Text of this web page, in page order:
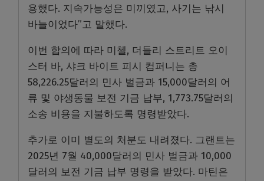
용했다. 지속가능성은 미끼였고, 사기는 낚시
바늘이었다”고 말했다.
이번 합의에 따라 미첼, 더들리 스트리트 오이
스터 바, 샤크 바이트 피시 컴퍼니는 총
58,226.25달러의 민사 벌금과 15,000달러의 어
류 및 야생동물 보전 기금 납부, 1,773.75달러의
소송 비용을 지불하도록 명령받았다.
추가로 이미 별도의 처분도 내려졌다. 그랜트는
2025년 7월 40,000달러의 민사 벌금과 10,000
달러의 보전 기금 납부 명령을 받았다. 마틴은